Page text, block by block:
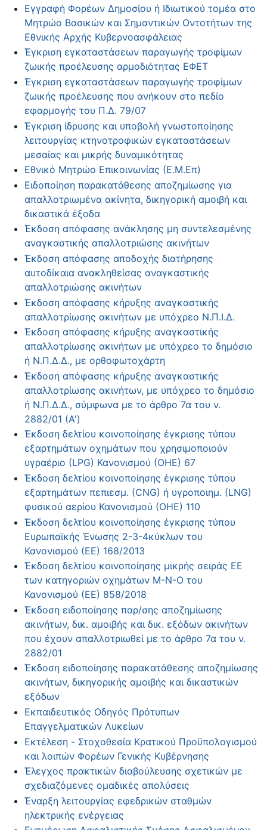
Εγγραφή Φορέων Δημοσίου ή Ιδιωτικού τομέα στο
Μητρώο Βασικών και Σημαντικών Οντοτήτων της
Εθνικής Αρχής Κυβερνοασφάλειας
Έγκριση εγκαταστάσεων παραγωγής τροφίμων
ζωικής προέλευσης αρμοδιότητας ΕΦΕΤ
Έγκριση εγκαταστάσεων παραγωγής τροφίμων
ζωικής προέλευσης που ανήκουν στο πεδίο
εφαρμογής του Π.Δ. 79/07
Έγκριση ίδρυσης και υποβολή γνωστοποίησης
λειτουργίας κτηνοτροφικών εγκαταστάσεων
μεσαίας και μικρής δυναμικότητας
Εθνικό Μητρώο Επικοινωνίας (Ε.Μ.Επ)
Ειδοποίηση παρακατάθεσης αποζημίωσης για
απαλλοτριωμένα ακίνητα, δικηγορική αμοιβή και
δικαστικά έξοδα
Έκδοση απόφασης ανάκλησης μη συντελεσμένης
αναγκαστικής απαλλοτριώσης ακινήτων
Έκδοση απόφασης αποδοχής διατήρησης
αυτοδίκαια ανακληθείσας αναγκαστικής
απαλλοτριώσης ακινήτων
Έκδοση απόφασης κήρυξης αναγκαστικής
απαλλοτρίωσης ακινήτων με υπόχρεο Ν.Π.Ι.Δ.
Έκδοση απόφασης κήρυξης αναγκαστικής
απαλλοτρίωσης ακινήτων με υπόχρεο το δημόσιο
ή Ν.Π.Δ.Δ., με ορθοφωτοχάρτη
Έκδοση απόφασης κήρυξης αναγκαστικής
απαλλοτρίωσης ακινήτων, με υπόχρεο το δημόσιο
ή Ν.Π.Δ.Δ., σύμφωνα με το άρθρο 7α του ν.
2882/01 (Α')
Έκδοση δελτίου κοινοποίησης έγκρισης τύπου
εξαρτημάτων οχημάτων που χρησιμοποιούν
υγραέριο (LPG) Κανονισμού (ΟΗΕ) 67
Έκδοση δελτίου κοινοποίησης έγκρισης τύπου
εξαρτημάτων πεπιεσμ. (CNG) ή υγροποιημ. (LNG)
φυσικού αερίου Κανονισμού (ΟΗΕ) 110
Έκδοση δελτίου κοινοποίησης έγκρισης τύπου
Ευρωπαϊκής Ένωσης 2-3-4κύκλων του
Κανονισμού (ΕΕ) 168/2013
Έκδοση δελτίου κοινοποίησης μικρής σειράς ΕΕ
των κατηγοριών οχημάτων Μ-Ν-Ο του
Κανονισμού (ΕΕ) 858/2018
Έκδοση ειδοποίησης παρ/σης αποζημίωσης
ακινήτων, δικ. αμοιβής και δικ. εξόδων ακινήτων
που έχουν απαλλοτριωθεί με το άρθρο 7α του ν.
2882/01
Έκδοση ειδοποίησης παρακατάθεσης αποζημίωσης
ακινήτων, δικηγορικής αμοιβής και δικαστικών
εξόδων
Εκπαιδευτικός Οδηγός Πρότυπων
Επαγγελματικών Λυκείων
Εκτέλεση - Στοχοθεσία Κρατικού Προϋπολογισμού
και λοιπών Φορέων Γενικής Κυβέρνησης
Έλεγχος πρακτικών διαβούλευσης σχετικών με
σχεδιαζόμενες ομαδικές απολύσεις
Έναρξη λειτουργίας εφεδρικών σταθμών
ηλεκτρικής ενέργειας